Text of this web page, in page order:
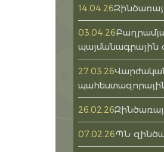
14.04.26
03.04.26
պայմանագրային
27.03.26
26.02.26
07.02.26ՊՆ